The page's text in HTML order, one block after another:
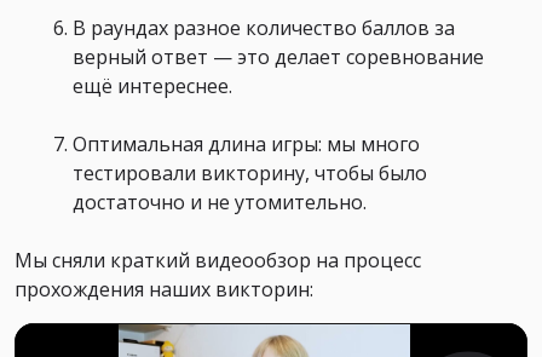
В раундах разное количество баллов за
верный ответ — это делает соревнование
ещё интереснее.
Оптимальная длина игры: мы много
тестировали викторину, чтобы было
достаточно и не утомительно.
Мы сняли краткий видеообзор на процесс
прохождения наших викторин: